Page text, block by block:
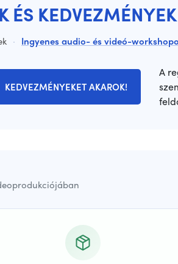
ÉS
· Ingyenes audio- és videó-
KEDVEZMÉNYEKET AKAROK!
A